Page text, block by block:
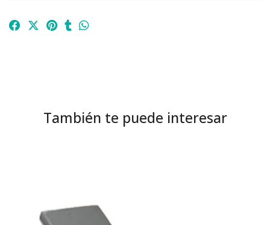
También te puede interesar